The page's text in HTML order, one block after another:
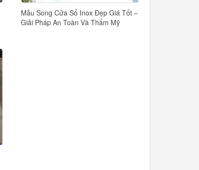
Mẫu Song Cửa Sổ Inox Đẹp Giá Tốt –
Giải Pháp An Toàn Và Thẩm Mỹ